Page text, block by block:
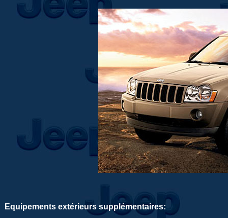
Equipements extérieurs supplémentaires: